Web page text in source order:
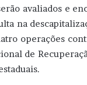
avaliados e
na
operações
de